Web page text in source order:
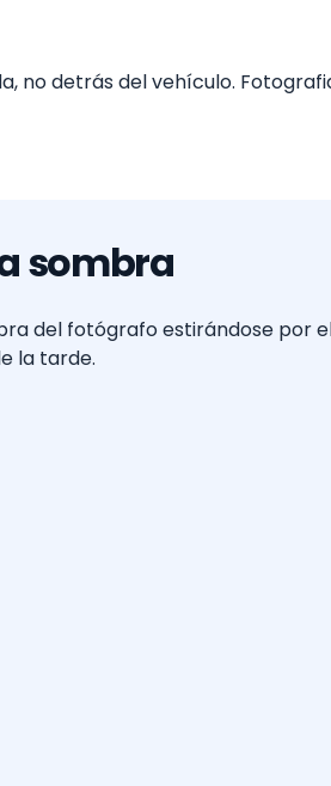
no detrás del vehículo.
sombra
del fotógrafo estirándose
la tarde.